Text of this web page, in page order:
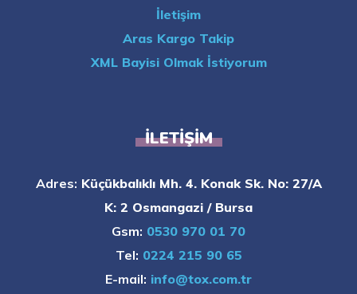
İletişim
Aras Kargo Takip
XML Bayisi Olmak İstiyorum
İLETIŞIM
Adres: Küçükbalıklı Mh. 4. Konak Sk. No: 27/A
K: 2 Osmangazi / Bursa
Gsm: 0530 970 01 70
Tel: 0224 215 90 65
E-mail: info@tox.com.tr